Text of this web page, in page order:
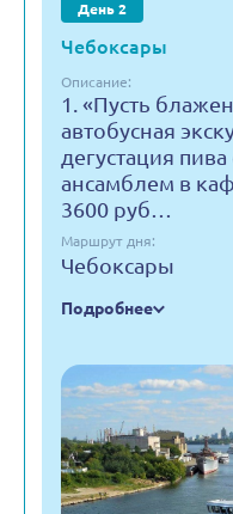
День 2
Чебоксары
Описание:
1. «Пусть
автобусная
дегустация
ансамблем в
3600 руб…
Маршрут дня:
Чебоксары
Подробнее